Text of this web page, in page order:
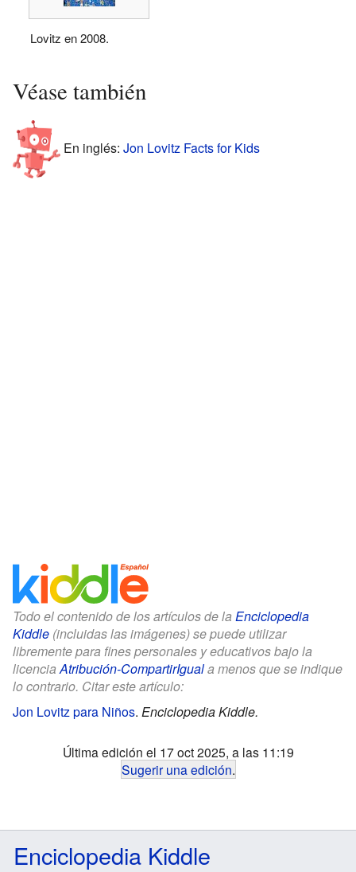
Lovitz en 2008.
Véase también
En inglés: Jon Lovitz Facts for Kids
Todo el contenido de los artículos de la Enciclopedia
Kiddle (incluidas las imágenes) se puede utilizar
libremente para fines personales y educativos bajo la
licenciaAtribución-CompartirIguala menos que se indique
lo contrario. Citar este artículo:
Jon Lovitz para Niños. Enciclopedia Kiddle.
Última edición el 17 oct 2025, a las 11:19
Sugerir una edición.
Enciclopedia Kiddle